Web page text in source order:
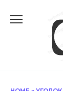
содержанию